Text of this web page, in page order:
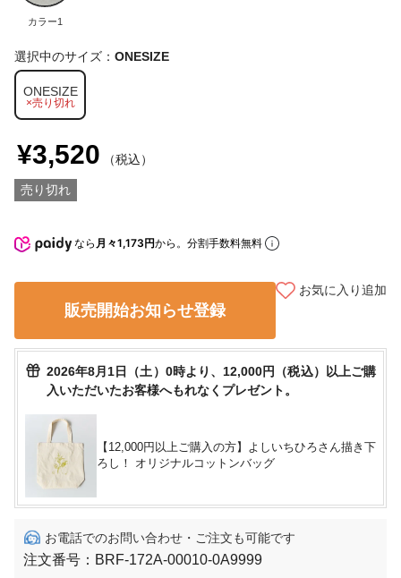
カラー1
選択中のサイズ： ONESIZE
ONESIZE
×売り切れ
¥3,520 （税込）
売り切れ
なら 月々1,173円から。分割手数料無料
販売開始お知らせ登録
お気に入り追加
2026年8月1日（土）0時より、12,000円（税込）以上ご購
入いただいたお客様へもれなくプレゼント。
【12,000円以上ご購入の方】よしいちひろさん描き下
ろし！ オリジナルコットンバッグ
お電話でのお問い合わせ・ご注文も可能です
注文番号： BRF-172A-00010-0A9999